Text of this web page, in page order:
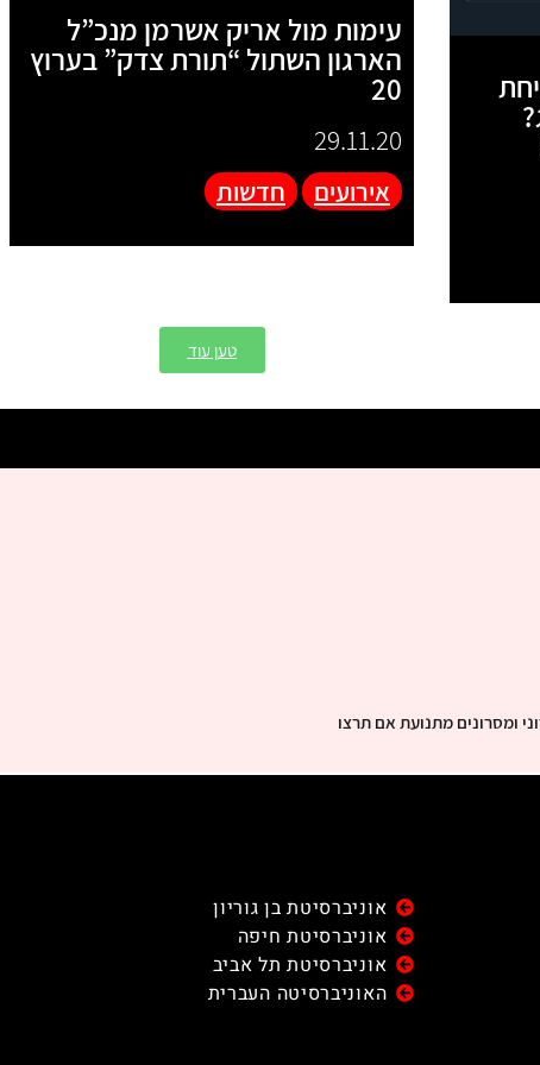
עימות מול אריק אשרמן מנכ”ל
הארגון השתול “תורת צדק” בערוץ
20
29.11.20
אירועים חדשות
טען עוד
ומסרונים מתנועת אם תרצו
אוניברסיטת בן גוריון
אוניברסיטת חיפה
אוניברסיטת תל אביב
האוניברסיטה העברית